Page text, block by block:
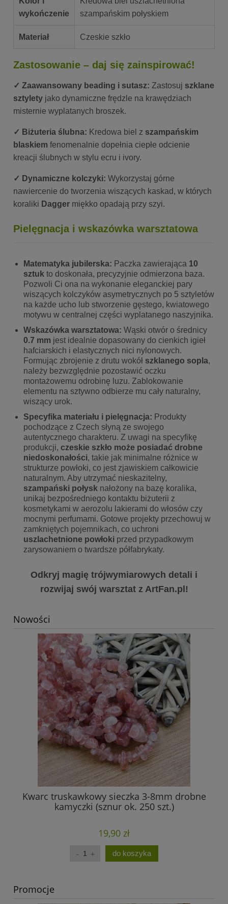
wykończenie
szampańskim połyskiem
Materiał Czeskie szkło
Zastosowanie – daj się zainspirować!
✓ Zaawansowany beading i sutasz: Zastosuj szklane
sztylety jako dynamiczne frędzle na krawędziach
misternie wyplatanych broszek.
✓ Biżuteria ślubna: Kredowa biel z szampańskim
blaskiem fenomenalnie dopełnia ciepłe odcienie
kreacji ślubnych w stylu ecru i ivory.
✓ Dynamiczne kolczyki: Wykorzystaj górne
nawiercenie do tworzenia wiszących kaskad, w których
koraliki Dagger miękko opadają przy szyi.
Pielęgnacja i wskazówka warsztatowa
Matematyka jubilerska: Paczka zawierająca 10
sztuk to doskonała, precyzyjnie odmierzona baza.
Pozwoli Ci ona na wykonanie eleganckiej pary
wiszących kolczyków asymetrycznych po 5 sztyletów
na każde ucho lub stworzenie gęstego, kwiatowego
motywu w centralnej części wyplatanego naszyjnika.
Wskazówka warsztatowa: Wąski otwór o średnicy
0.7 mm jest idealnie dopasowany do cienkich igieł
hafciarskich i elastycznych nici nylonowych.
Formując zbrojenie z drutu wokół szklanego sopla,
należy bezwzględnie pozostawić oczku
montażowemu odrobinę luzu. Zablokowanie
elementu na sztywno odbierze mu cały naturalny,
wiszący urok.
Specyfika materiału i pielęgnacja: Produkty
pochodzące z Czech słyną ze swojego
autentycznego charakteru. Z uwagi na specyfikę
produkcji, czeskie szkło może posiadać drobne
niedoskonałości, takie jak minimalne różnice w
strukturze powłoki, co jest zjawiskiem całkowicie
naturalnym. Aby utrzymać nieskazitelny,
szampański połysk nałożony na bazę koralika,
unikaj bezpośredniego kontaktu biżuterii z
kosmetykami w aerozolu lakierami do włosów czy
mocnymi perfumami. Gotowe projekty przechowuj w
zamkniętych pojemnikach, co uchroni
uszlachetnione powłoki przed przypadkowym
zarysowaniem o twardsze półfabrykaty.
Odkryj magię trójwymiarowych detali i
rozwijaj swój warsztat z ArtFan.pl!
Nowości
Kwarc truskawkowy sieczka 3-8mm drobne
kamyczki (sznur ok. 250 szt.)
19,90 zł
do koszyka
Promocje